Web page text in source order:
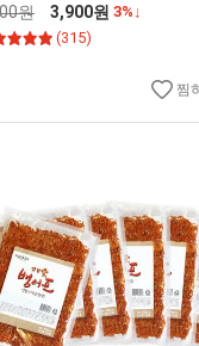
원 3,900원 3%↓
(315)
찜